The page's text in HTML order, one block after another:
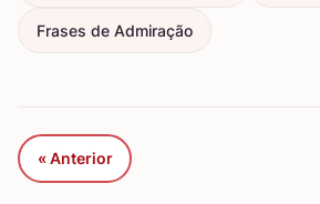
Frases de Admiração
« Anterior